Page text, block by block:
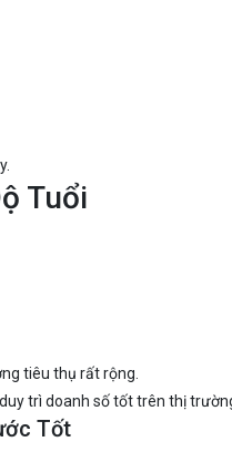
Tuổi
tiêu thụ rất rộng.
trì doanh số tốt trên thị
Tốt